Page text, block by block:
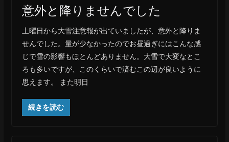
意外と降りませんでした
土曜日から大雪注意報が出ていましたが、意外と降りま
せんでした。量が少なかったのでお昼過ぎにはこんな感
じで雪の影響もほとんどありません。大雪で大変なとこ
ろも多いですが、このくらいで済むこの辺が良いように
思えます。 また明日
続きを読む